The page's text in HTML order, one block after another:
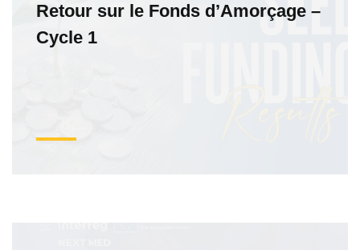
Retour sur le Fonds d’Amorçage –
Cycle 1